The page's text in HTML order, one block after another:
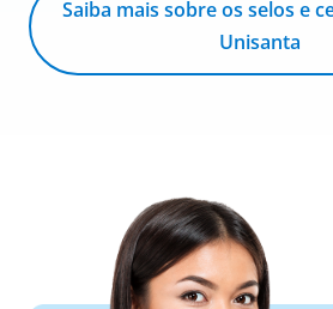
Saiba mais sobre os selos e
Unisanta